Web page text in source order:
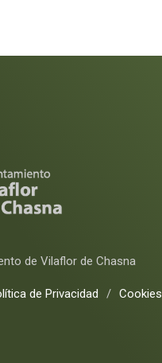
de Vilaflor de Chasna
de Privacidad / Cookies